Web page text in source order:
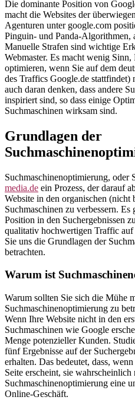
Die dominante Position von
macht die Websites der
Agenturen unter google.com
Pinguin- und Panda-Algorithmen,
Manuelle Strafen sind wichtige
Webmaster. Es macht wenig
optimieren, wenn Sie auf dem
des Traffics Google.de stattfindet)
auch daran denken, dass andere
inspiriert sind, so dass einige
Suchmaschinen wirksam sind.
Grundlagen der
Suchmaschinenoptimierung, oder
media.de ein Prozess, der darauf
Website in den organischen (nicht
Suchmaschinen zu verbessern.
Position in den Suchergebnissen
qualitativ hochwertigen Traffic auf
Sie uns die Grundlagen der
betrachten.
Warum ist
Warum sollten Sie sich die Mühe
Suchmaschinenoptimierung zu
Wenn Ihre Website nicht in den
Suchmaschinen wie Google
Menge potenzieller Kunden.
fünf Ergebnisse auf der
erhalten. Das bedeutet, dass,
Seite erscheint, sie
Suchmaschinenoptimierung eine
Online-Geschäft.